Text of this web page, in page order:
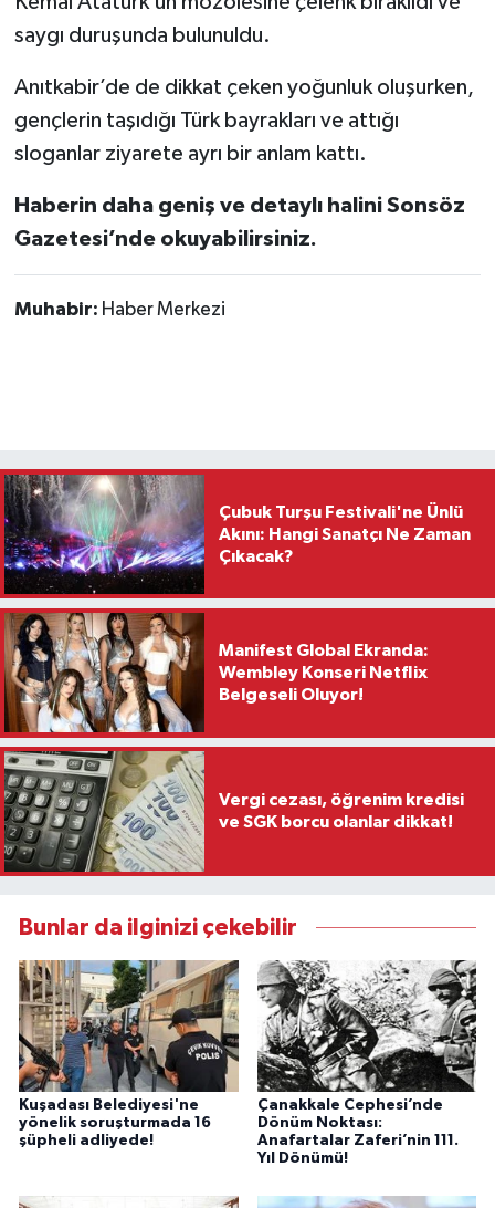
saygı duruşunda bulunuldu.
Anıtkabir’de de dikkat çeken yoğunluk oluşurken,
gençlerin taşıdığı Türk bayrakları ve attığı
sloganlar ziyarete ayrı bir anlam kattı.
Haberin daha geniş ve detaylı halini Sonsöz
Gazetesi’nde okuyabilirsiniz.
Muhabir: Haber Merkezi
Çubuk Turşu Festivali'ne Ünlü
Akını: Hangi Sanatçı Ne Zaman
Çıkacak?
Manifest Global Ekranda:
Wembley Konseri Netflix
Belgeseli Oluyor!
Vergi cezası, öğrenim kredisi
ve SGK borcu olanlar dikkat!
Bunlar da ilginizi çekebilir
Kuşadası Belediyesi'ne
yönelik soruşturmada 16
şüpheli adliyede!
Çanakkale Cephesi’nde
Dönüm Noktası:
Anafartalar Zaferi’nin 111.
Yıl Dönümü!